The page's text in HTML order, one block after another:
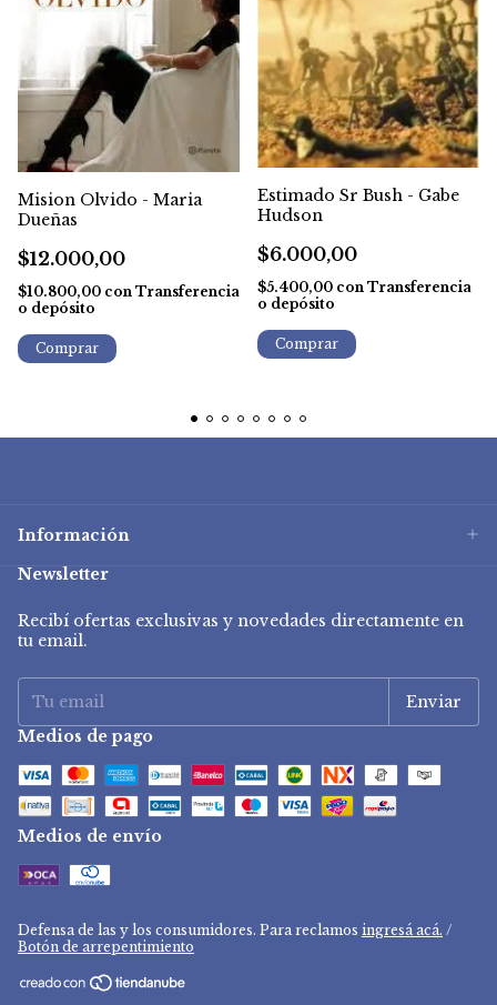
Mision Olvido - Maria
Dueñas
$12.000,00
$10.800,00 con Transferencia
o depósito
Estimado Sr Bush - Gabe
Hudson
$6.000,00
$5.400,00 con Transferencia
o depósito
Información
Newsletter
Recibí ofertas exclusivas y novedades directamente en
tu email.
Medios de pago
Medios de envío
Defensa de las y los consumidores. Para reclamos ingresá acá. /
Botón de arrepentimiento